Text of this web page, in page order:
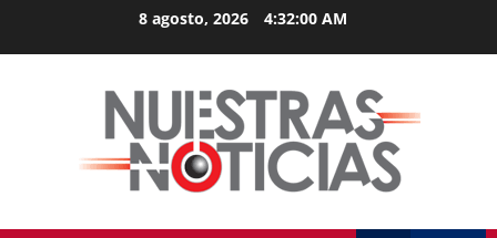
8 agosto, 2026 4:32:00 AM